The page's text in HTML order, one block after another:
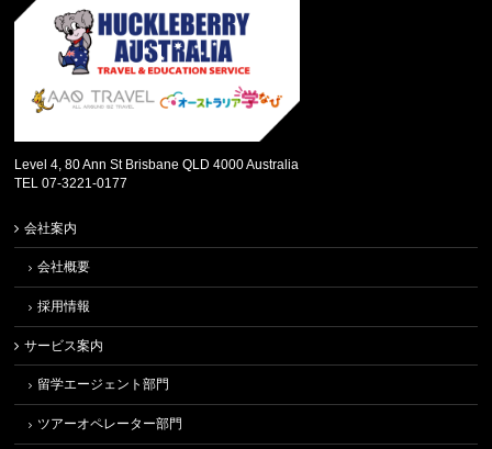
Level 4, 80 Ann St Brisbane QLD 4000 Australia
TEL 07-3221-0177
会社案内
会社概要
採用情報
サービス案内
留学エージェント部門
ツアーオペレーター部門